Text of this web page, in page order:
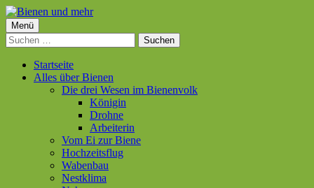
Springe
zum
Inhalt
Bienen und mehr
Primäres
Menü
Menü
Suchen
nach:
Startseite
Alles über Bienen
Die drei Wesen im Bienenvolk
Königin
Drohne
Arbeiterin
Vom Ei zur Biene
Hochzeitsflug
Wabenbau
Nestklima